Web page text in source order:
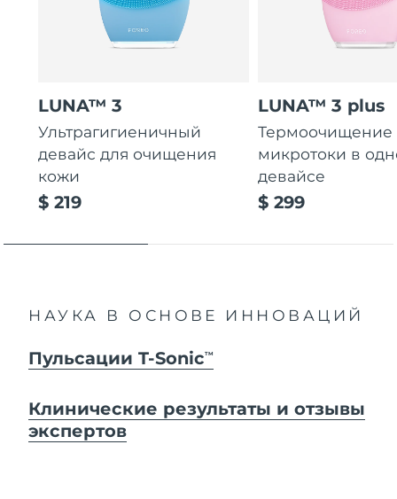
LUNA™ 3
Ультрагигиеничный
девайс для очищения
кожи
$ 219
LUNA™ 3 plus
Термоочищение
микротоки в
девайсе
$ 299
НАУКА В ОСНОВЕ ИННОВАЦИЙ
Пульсации T-SonicTM
Клинические результаты и отзывы
экспертов